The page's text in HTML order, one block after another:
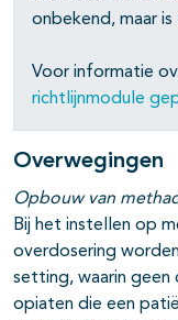
onbekend, maar
Voor informatie
richtlijnmodule
Overwegingen
Opbouw van
Bij het instellen op
overdosering
setting, waarin
opiaten die een